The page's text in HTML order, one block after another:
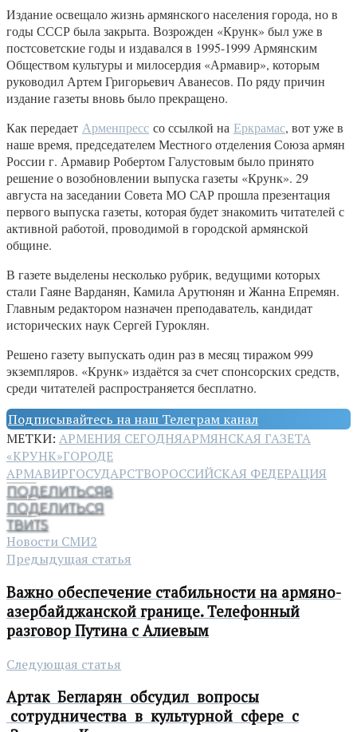
Издание освещало жизнь армянского населения города, но в
годы СССР была закрыта. Возрожден «Крунк» был уже в
постсоветские годы и издавался в 1995-1999 Армянским
Обществом культуры и милосердия «Армавир», которым
руководил Артем Григорьевич Аванесов. По ряду причин
издание газеты вновь было прекращено.
Как передает Арменпресс со ссылкой на Еркрамас, вот уже в
наше время, председателем Местного отделения Союза армян
России г. Армавир Робертом Галустовым было принято
решение о возобновлении выпуска газеты «Крунк». 29
августа на заседании Совета МО САР прошла презентация
первого выпуска газеты, которая будет знакомить читателей с
активной работой, проводимой в городской армянской
общине.
В газете выделены несколько рубрик, ведущими которых
стали Гаяне Варданян, Камила Арутюнян и Жанна Епремян.
Главным редактором назначен преподаватель, кандидат
исторических наук Сергей Гуроклян.
Решено газету выпускать один раз в месяц тиражом 999
экземпляров. «Крунк» издаётся за счет спонсорских средств,
среди читателей распространяется бесплатно.
Подписывайтесь на наш Телеграм канал
МЕТКИ: АРМЕНИЯ СЕГОДНЯАРМЯНСКАЯ ГАЗЕТА
«КРУНК»ГОРОДЕ
АРМАВИРГОСУДАРСТВОРОССИЙСКАЯ ФЕДЕРАЦИЯ
ПОДЕЛИТЬСЯ8
ПОДЕЛИТЬСЯ
ТВИТ5
Новости СМИ2
Предыдущая статья
Важно обеспечение стабильности на армяно-
азербайджанской границе. Телефонный
разговор Путина с Алиевым
Следующая статья
Артак Бегларян обсудил вопросы
сотрудничества в культурной сфере с